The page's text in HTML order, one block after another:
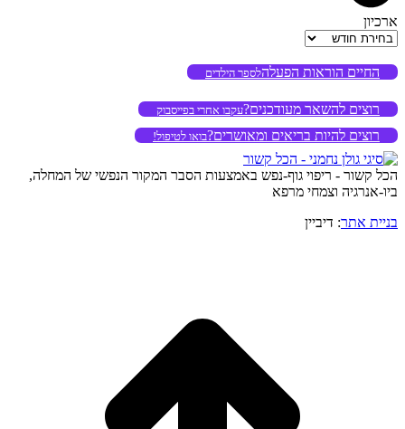
ארכיון
ארכיון
החיים הוראות הפעלהלספר הילדים
רוצים להשאר מעודכנים?עקבו אחרי בפייסבוק
רוצים להיות בריאים ומאושרים?בואו לטיפול!
הכל קשור - ריפוי גוף-נפש באמצעות הסבר המקור הנפשי של המחלה,
ביו-אנרגיה וצמחי מרפא
בניית אתר: דיביין